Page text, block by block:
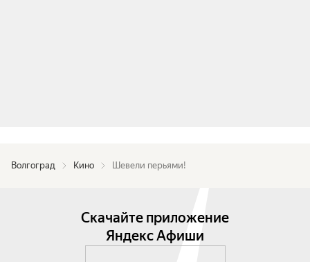
Волгоград Кино Шевели перьями!
Скачайте приложение
Яндекс Афиши